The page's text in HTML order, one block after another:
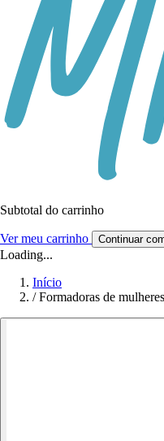
Subtotal do carrinho
Ver meu carrinho Continuar
Loading...
Início
/ Formadoras de